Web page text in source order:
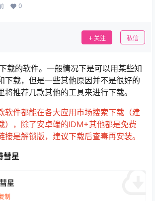
0
关注 私信
载的软件。一般情况下是可以用某些知
下载，但是一些其他原因并不是很好的
将推荐几款其他的工具来进行下载。
软件都能在各大应用市场搜索下载（建
），除了安卓端的IDM+其他都是免费
接是解锁版，建议下载后查毒再安装。
彗星
星
制